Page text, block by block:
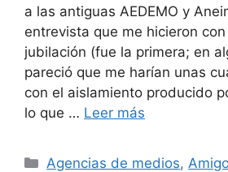
a las antiguas AEDEMO y
entrevista que me hicieron
jubilación (fue la primera; en
pareció que me harían unas
con el aislamiento producido
lo que … Leer más
Categorías
Agencias de medios,